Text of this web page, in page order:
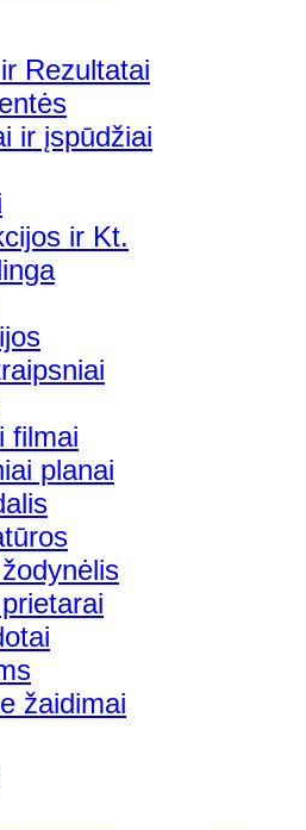
Rezultatai
ir įspūdžiai
ir Kt.
filmai
planai
žaidimai